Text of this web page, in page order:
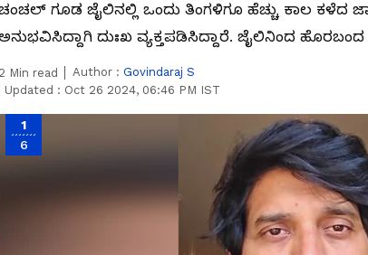
ಗೂಡ ಜೈಲಿನಲ್ಲಿ ಒಂದು ತಿಂಗಳಿಗೂ ಹೆಚ್ಚು ಕಾಲ ಕಳೆದ
ದುಃಖ ವ್ಯಕ್ತಪಡಿಸಿದ್ದಾರೆ. ಜೈಲಿನಿಂದ
Min read Author : Govindaraj S
Updated : Oct 26 2024, 06:46 PM IST
1
6